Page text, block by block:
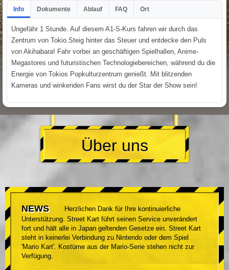
Info Dokumente Ablauf FAQ Ort
Ungefähr 1 Stunde. Auf diesem A1-S-Kurs fahren wir durch das
Zentrum von Tokio.Steig hinter das Steuer und entdecke den Puls
von Akihabara! Fahr vorbei an geschäftigen Spielhallen, Anime-
Megastores und futuristischen Technologiebereichen, während du die
Energie von Tokios Popkulturzentrum genießt. Mit blitzenden
Kameras und winkenden Fans wirst du der Star der Show sein!
Über uns
NEWS
Herzlichen Dank für Ihre kontinuierliche
Unterstützung. Street Kart führt seinen Service unverändert
fort und hält alle in Japan geltenden Gesetze ein. Street Kart
steht in keinerlei Verbindung zu Nintendo oder dem Spiel
'Mario Kart'. Kostüme aus der Mario-Serie stehen nicht zur
Verfügung.